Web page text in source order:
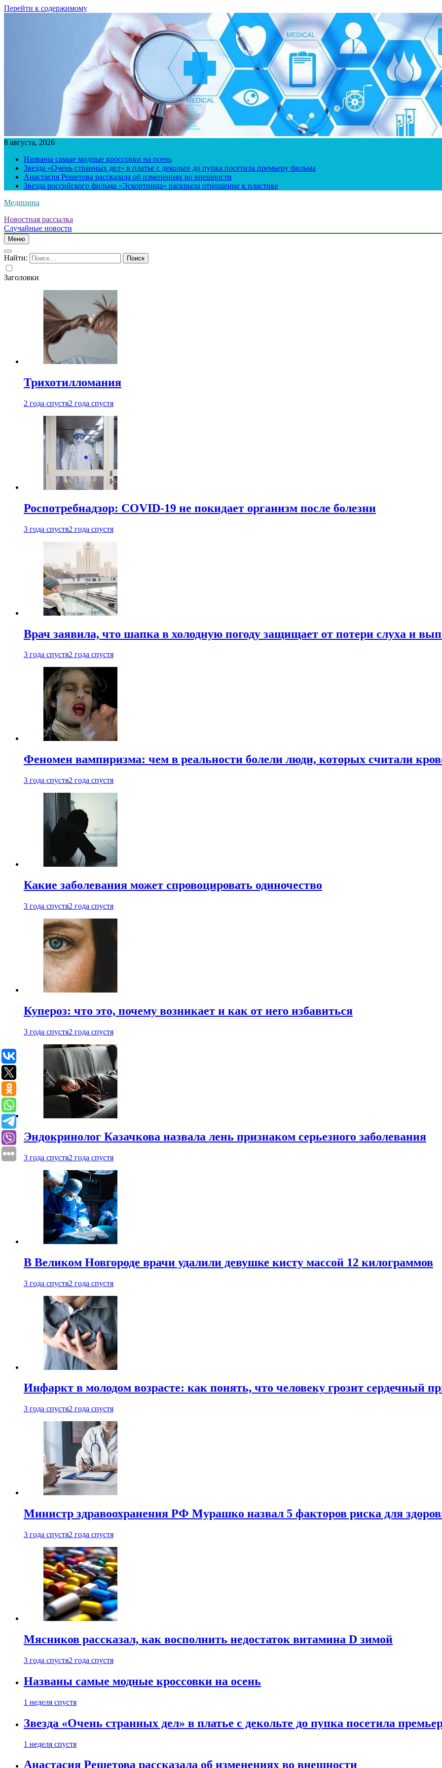
Перейти к содержимому
8 августа, 2026
Названы самые модные кроссовки на осень
Звезда «Очень странных дел» в платье с декольте до пупка посетила премьеру фильма
Анастасия Решетова рассказала об изменениях во внешности
Звезда российского фильма «Эскортница» раскрыла отношение к пластике
Медицина
Новостная рассылка
Случайные новости
Меню
Найти:
Заголовки
Трихотилломания
2 года спустя2 года спустя
Роспотребнадзор: COVID-19 не покидает организм после болезни
3 года спустя2 года спустя
Врач заявила, что шапка в холодную погоду защищает от потери слуха и
3 года спустя2 года спустя
Феномен вампиризма: чем в реальности болели люди, которых считали
3 года спустя2 года спустя
Какие заболевания может спровоцировать одиночество
3 года спустя2 года спустя
Купероз: что это, почему возникает и как от него избавиться
3 года спустя2 года спустя
Эндокринолог Казачкова назвала лень признаком серьезного заболевания
3 года спустя2 года спустя
В Великом Новгороде врачи удалили девушке кисту массой 12 килограммов
3 года спустя2 года спустя
Инфаркт в молодом возрасте: как понять, что человеку грозит сердечный
3 года спустя2 года спустя
Министр здравоохранения РФ Мурашко назвал 5 факторов риска для
3 года спустя2 года спустя
Мясников рассказал, как восполнить недостаток витамина D зимой
3 года спустя2 года спустя
Названы самые модные кроссовки на осень
1 неделя спустя
Звезда «Очень странных дел» в платье с декольте до пупка посетила
1 неделя спустя
Анастасия Решетова рассказала об изменениях во внешности